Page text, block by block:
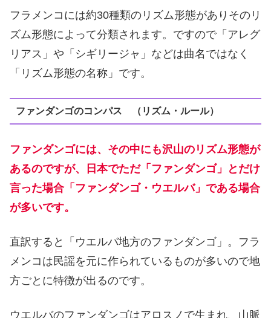
フラメンコには約30種類のリズム形態がありそのリ
ズム形態によって分類されます。ですので「アレグ
リアス」や「シギリージャ」などは曲名ではなく
「リズム形態の名称」です。
ファンダンゴのコンパス （リズム・ルール）
ファンダンゴには、その中にも沢山のリズム形態が
あるのですが、日本でただ「ファンダンゴ」とだけ
言った場合「ファンダンゴ・ウエルバ」である場合
が多いです。
直訳すると「ウエルバ地方のファンダンゴ」。フラ
メンコは民謡を元に作られているものが多いので地
方ごとに特徴が出るのです。
ウエルバのファンダンゴはアロスノで生まれ、山脈